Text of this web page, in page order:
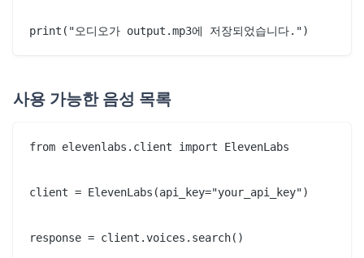
사용 가능한 음성 목록
from elevenlabs.client import ElevenLabs
client = ElevenLabs(api_key="your_api_key")
response = client.voices.search()